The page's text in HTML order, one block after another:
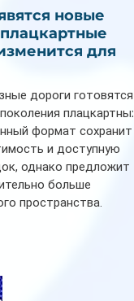
новые
для
дороги готовятся
плацкартных
формат сохранит
и доступную
однако предложит
больше
пространства.
у каждого
позволят